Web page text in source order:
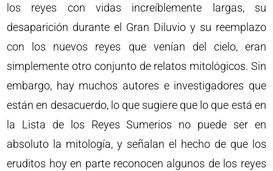
los reyes con vidas increíblemente largas, su
desaparición durante el Gran Diluvio y su reemplazo
con los nuevos reyes que venían del cielo, eran
simplemente otro conjunto de relatos mitológicos. Sin
embargo, hay muchos autores e investigadores que
están en desacuerdo, lo que sugiere que lo que está en
la Lista de los Reyes Sumerios no puede ser en
absoluto la mitología, y señalan el hecho de que los
eruditos hoy en parte reconocen algunos de los reyes